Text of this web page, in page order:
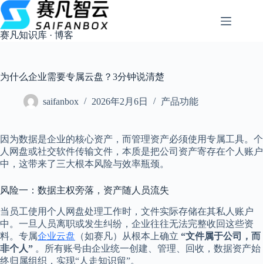
跳
过
内
容
赛凡知识库 · 博客
为什么企业需要专属云盘？3分钟说清楚
saifanbox 2026年2月6日 产品功能
因为数据是企业的核心资产，而管理资产必须使用专属工具。个
人网盘或社交软件传输文件，本质是把公司资产寄存在个人账户
中，这带来了三大根本风险与效率瓶颈。
风险一：数据主权旁落，资产随人员流失
当员工使用个人网盘处理工作时，文件实际存储在其私人账户
中。一旦人员离职或发生纠纷，企业往往无法完整收回这些资
料。专属企业云盘 （如赛凡）从根本上确立 “文件属于公司，而
非个人” 。所有账号由企业统一创建、管理、回收，数据资产始
终归属组织，实现“人走知识留”。